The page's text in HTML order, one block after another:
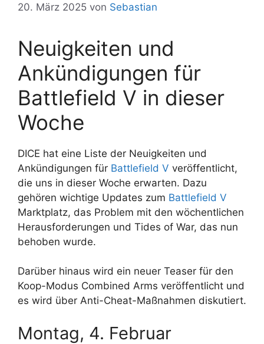
20. März 2025 von Sebastian
Neuigkeiten und
Ankündigungen für
Battlefield V in dieser
Woche
DICE hat eine Liste der Neuigkeiten und
Ankündigungen für Battlefield V veröffentlicht,
die uns in dieser Woche erwarten. Dazu
gehören wichtige Updates zum Battlefield V
Marktplatz, das Problem mit den wöchentlichen
Herausforderungen und Tides of War, das nun
behoben wurde.
Darüber hinaus wird ein neuer Teaser für den
Koop-Modus Combined Arms veröffentlicht und
es wird über Anti-Cheat-Maßnahmen diskutiert.
Montag, 4. Februar